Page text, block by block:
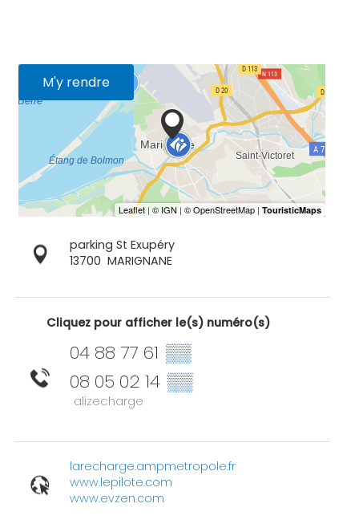
M'y rendre
parking St Exupéry
13700 MARIGNANE
Cliquez pour afficher le(s) numéro(s)
04 88 77 61 ▒▒
08 05 02 14 ▒▒
alizecharge
larecharge.ampmetropole.fr
www.lepilote.com
www.evzen.com